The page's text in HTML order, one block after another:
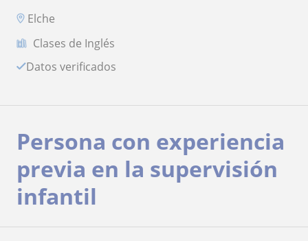
Elche
Clases de Inglés
Datos verificados
Persona con experiencia
previa en la supervisión
infantil